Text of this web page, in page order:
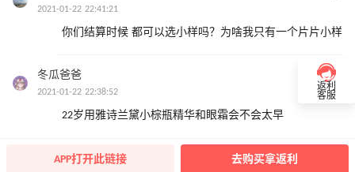
2021-01-22 22:41:21
你们结算时候 都可以选小样吗？为啥我只有一个片片小样
冬瓜爸爸
0
2021-01-22 22:38:52
22岁用雅诗兰黛小棕瓶精华和眼霜会不会太早
返利
客服
APP打开此链接 去购买拿返利